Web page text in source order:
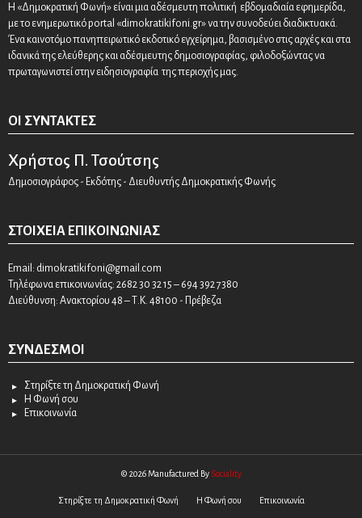
Η «Δημοκρατική Φωνή» είναι μια αδέσμευτη πολιτική εβδομαδιαία εφημερίδα,
με το ενημερωτικό portal «dimokratikifoni.gr» να την συνοδεύει διαδικτυακά.
Ένα καινοτόμο πανηπειρωτικό εκδοτικό εγχείρημα, βασισμένο στις αρχές και στα
ιδανικά της ελεύθερης και αδέσμευτης δημοσιογραφίας, φιλοδοξώντας να
πρωταγωνιστεί στην ειδησιογραφία της περιοχής μας.
ΟΙ ΣΥΝΤΆΚΤΕΣ
Χρήστος Π. Τσούτσης
Δημοσιογράφος - Εκδότης - Διευθυντής Δημοκρατικής Φωνής
ΣΤΟΙΧΕΊΑ ΕΠΙΚΟΙΝΩΝΊΑΣ
Email: dimokratikifoni@gmail.com
Τηλέφωνα επικοινωνίας: 2682 30 32 15 – 694 392 7380
Διεύθυνση: Ανακτορίου 48 – Τ.Κ. 48100 - Πρέβεζα
ΣΎΝΔΕΣΜΟΙ
Στηρίξτε τη Δημοκρατική Φωνή
Η Φωνή σου
Επικοινωνία
© 2026 Manufactured By Sociality
Στηρίξτε τη Δημοκρατική Φωνή Η Φωνή σου Επικοινωνία